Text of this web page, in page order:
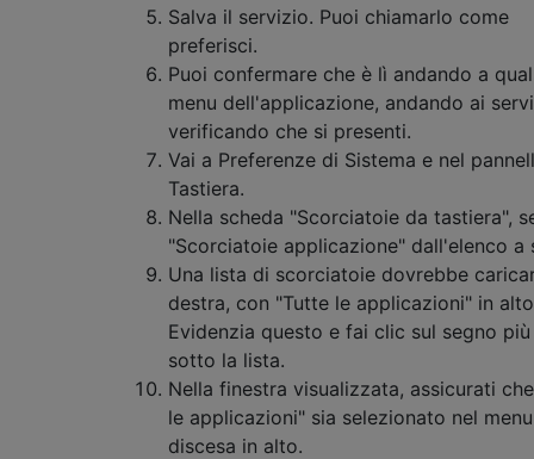
Salva il servizio. Puoi chiamarlo come
preferisci.
Puoi confermare che è lì andando a
menu dell'applicazione, andando ai
verificando che si presenti.
Vai a Preferenze di Sistema e nel
Tastiera.
Nella scheda "Scorciatoie da tastiera",
"Scorciatoie applicazione" dall'elenco a
Una lista di scorciatoie dovrebbe
destra, con "Tutte le applicazioni" in
Evidenzia questo e fai clic sul segno
sotto la lista.
Nella finestra visualizzata, assicurati
le applicazioni" sia selezionato nel
discesa in alto.